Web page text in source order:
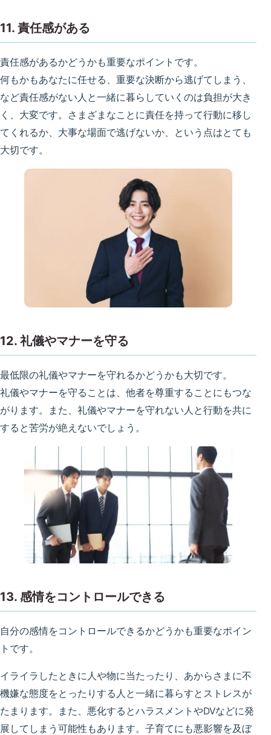
11. 責任感がある
責任感があるかどうかも重要なポイントです。
何もかもあなたに任せる、重要な決断から逃げてしまう、
など責任感がない人と一緒に暮らしていくのは負担が大き
く、大変です。さまざまなことに責任を持って行動に移し
てくれるか、大事な場面で逃げないか、という点はとても
大切です。
12. 礼儀やマナーを守る
最低限の礼儀やマナーを守れるかどうかも大切です。
礼儀やマナーを守ることは、他者を尊重することにもつな
がります。また、礼儀やマナーを守れない人と行動を共に
すると苦労が絶えないでしょう。
13. 感情をコントロールできる
自分の感情をコントロールできるかどうかも重要なポイン
トです。
イライラしたときに人や物に当たったり、あからさまに不
機嫌な態度をとったりする人と一緒に暮らすとストレスが
たまります。また、悪化するとハラスメントやDVなどに発
展してしまう可能性もあります。子育てにも悪影響を及ぼ